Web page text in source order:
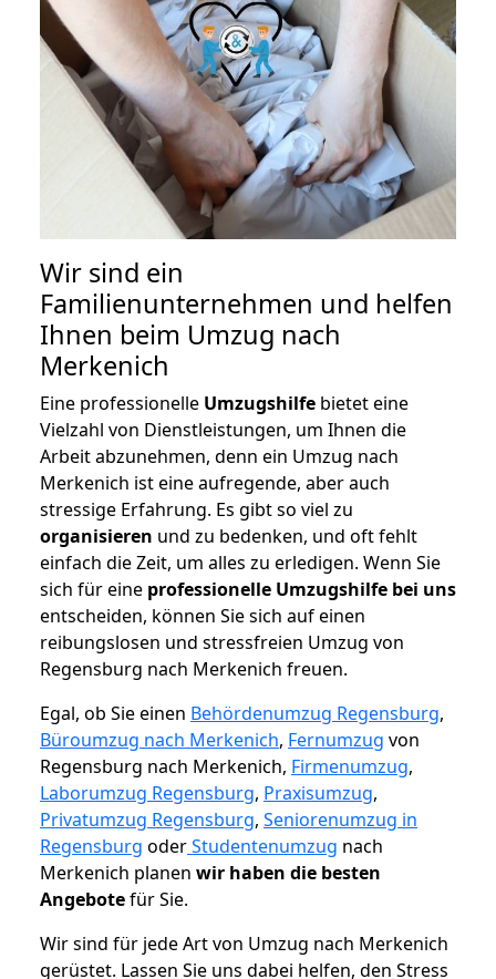
Wir sind ein
Familienunternehmen und helfen
Ihnen beim Umzug nach
Merkenich
Eine professionelle Umzugshilfe bietet eine
Vielzahl von Dienstleistungen, um Ihnen die
Arbeit abzunehmen, denn ein Umzug nach
Merkenich ist eine aufregende, aber auch
stressige Erfahrung. Es gibt so viel zu
organisieren und zu bedenken, und oft fehlt
einfach die Zeit, um alles zu erledigen. Wenn Sie
sich für eine professionelle Umzugshilfe bei uns
entscheiden, können Sie sich auf einen
reibungslosen und stressfreien Umzug von
Regensburg nach Merkenich freuen.
Egal, ob Sie einen Behördenumzug Regensburg,
Büroumzug nach Merkenich, Fernumzug von
Regensburg nach Merkenich, Firmenumzug,
Laborumzug Regensburg, Praxisumzug,
Privatumzug Regensburg, Seniorenumzug in
Regensburg oderStudentenumzug nach
Merkenich planen wir haben die besten
Angebotefür Sie.
Wir sind für jede Art von Umzug nach Merkenich
gerüstet. Lassen Sie uns dabei helfen, den Stress